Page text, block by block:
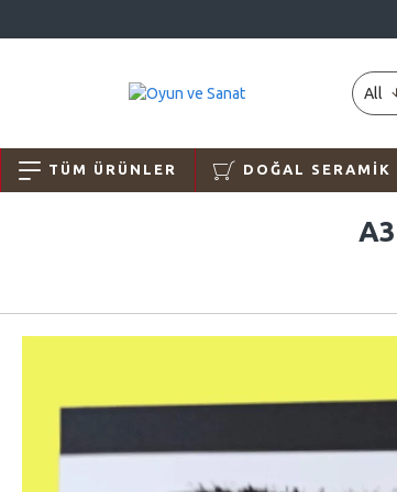
All
TÜM ÜRÜNLER DOĞAL SERAMIK